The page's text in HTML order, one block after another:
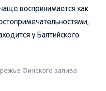
воспринимается как
у Балтийского
Финского залива